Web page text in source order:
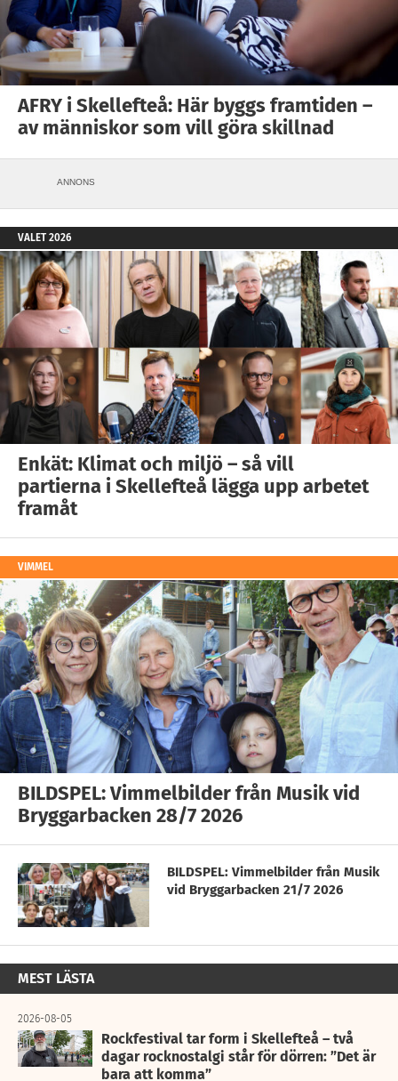
AFRY i Skellefteå: Här byggs framtiden –
av människor som vill göra skillnad
ANNONS
VALET 2026
Enkät: Klimat och miljö – så vill
partierna i Skellefteå lägga upp arbetet
framåt
VIMMEL
BILDSPEL: Vimmelbilder från Musik vid
Bryggarbacken 28/7 2026
BILDSPEL: Vimmelbilder från Musik
vid Bryggarbacken 21/7 2026
MEST LÄSTA
2026-08-05
Rockfestival tar form i Skellefteå – två
dagar rocknostalgi står för dörren: ”Det är
bara att komma”